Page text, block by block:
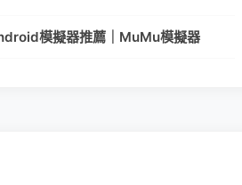
模擬器推薦｜MuMu模擬器